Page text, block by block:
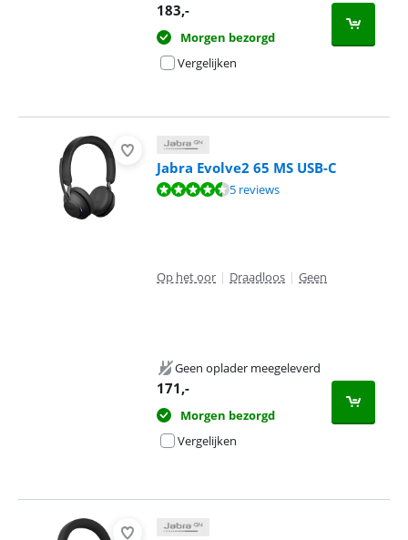
183,-
Morgen bezorgd
Vergelijken
Jabra Evolve2 65 MS USB-C
Beoordeling is 9,0 van de 10, gebaseerd op 5 reviews.
5 reviews
Op het oor | Draadloos | Geen
Geen oplader meegeleverd
171,-
Morgen bezorgd
Vergelijken